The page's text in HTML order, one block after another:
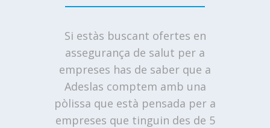
Si estàs buscant ofertes en
assegurança de salut per a
empreses has de saber que a
Adeslas comptem amb una
pòlissa que està pensada per a
empreses que tinguin des de 5